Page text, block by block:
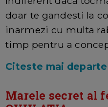
doar te gandesti la
inarmezi cu multa
timp pentru a
Citeste mai departe
Marele secret al